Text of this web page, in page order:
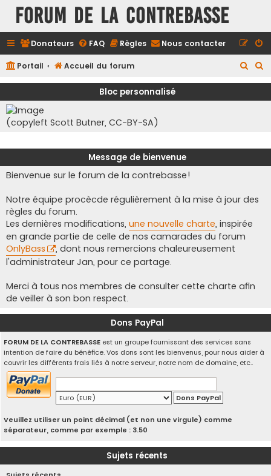
FORUM DE LA CONTREBASSE
Donateurs FAQ Règles Nous contacter
Portail Accueil du forum
e
e
Bloc personnalisé
(copyleft Scott Butner, CC-BY-SA)
Message de bienvenue
Bienvenue sur le forum de la contrebasse!
Notre équipe procècde régulièrement à la mise à jour des
règles du forum.
Les dernières modifications, une nouvelle charte, inspirée
en grande partie de celle de nos camarades du forum
OnlyBass
, dont nous remercions chaleureusement
l'administrateur Jan, pour ce partage.
Merci à tous nos membres de consulter cette charte afin
de veiller à son bon respect.
Dons PayPal
FORUM DE LA CONTREBASSE est un groupe fournissant des services sans
intention de faire du bénéfice. Vos dons sont les bienvenus, pour nous aider à
couvrir les différents frais liés à notre serveur, notre nom de domaine, etc..
Veuillez utiliser un point décimal (et non une virgule) comme
séparateur, comme par exemple : 3.50
Sujets récents